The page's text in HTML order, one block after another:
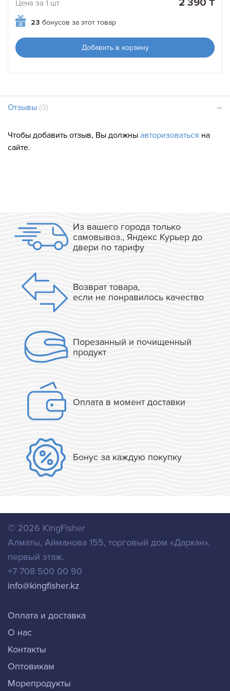
Цена за 1 шт 2 390 ₸
23 бонусов за этот товар
Добавить в корзину
Отзывы (0)
Чтобы добавить отзыв, Вы должны авторизоваться на
сайте.
Из вашего города только
самовывоз., Яндекс Курьер до
двери по тарифу
Возврат товара,
если не понравилось качество
Порезанный и почищенный
продукт
Оплата в момент доставки
Бонус за каждую покупку
© 2026 KingFisher
Алматы, Айманова 155, торговый дом «Дархан»,
первый этаж.
+7 708 500 00 90
info@kingfisher.kz
Оплата и доставка
О нас
Контакты
Оптовикам
Морепродукты